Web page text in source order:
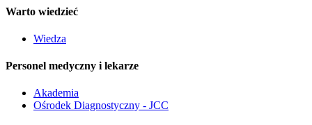
Warto wiedzieć
Wiedza
Personel medyczny i lekarze
Akademia
Ośrodek Diagnostyczny - JCC